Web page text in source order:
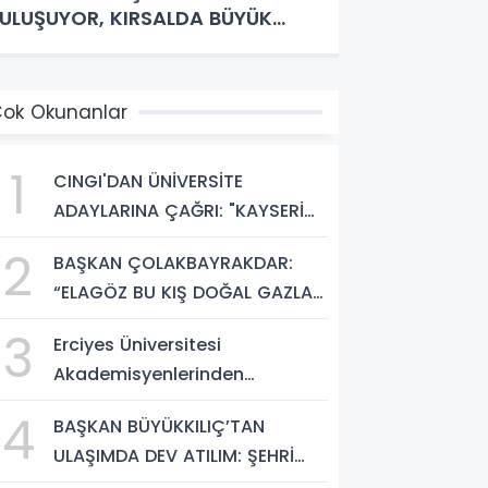
KIRSALDA BÜYÜK
Okunanlar
1
CINGI'DAN ÜNİVERSİTE
ADAYLARINA ÇAĞRI: "KAYSERİ
HAYATI HEM DE PARLAK BİR
GELECEK SUNUYOR"
2
BAŞKAN ÇOLAKBAYRAKDAR:
“ELAGÖZ BU KIŞ DOĞAL GAZLA
DÖNÜŞÜM BAŞLIYOR!”
3
Erciyes Üniversitesi
Akademisyenlerinden
Disleksi Değerlendirmesinde
Yapay Zekâ Dönemi
4
BAŞKAN BÜYÜKKILIÇ’TAN
ULAŞIMDA DEV ATILIM: ŞEHRİ